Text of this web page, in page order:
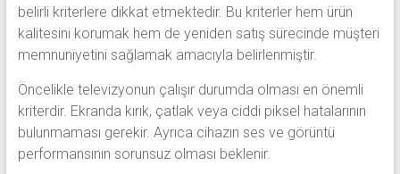
belirli kriterlere dikkat etmektedir. Bu kriterler hem ürün
kalitesini korumak hem de yeniden satış sürecinde müşteri
memnuniyetini sağlamak amacıyla belirlenmiştir.
Öncelikle televizyonun çalışır durumda olması en önemli
kriterdir. Ekranda kırık, çatlak veya ciddi piksel hatalarının
bulunmaması gerekir. Ayrıca cihazın ses ve görüntü
performansının sorunsuz olması beklenir.